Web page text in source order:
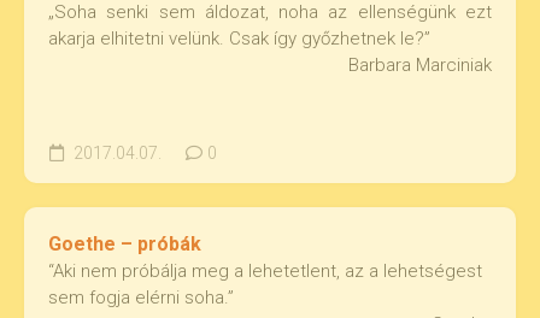
„Soha senki sem áldozat, noha az ellenségünk ezt
akarja elhitetni velünk. Csak így győzhetnek le?”
Barbara Marciniak
2017.04.07. 0
Goethe – próbák
“Aki nem próbálja meg a lehetetlent, az a lehetségest
sem fogja elérni soha.”